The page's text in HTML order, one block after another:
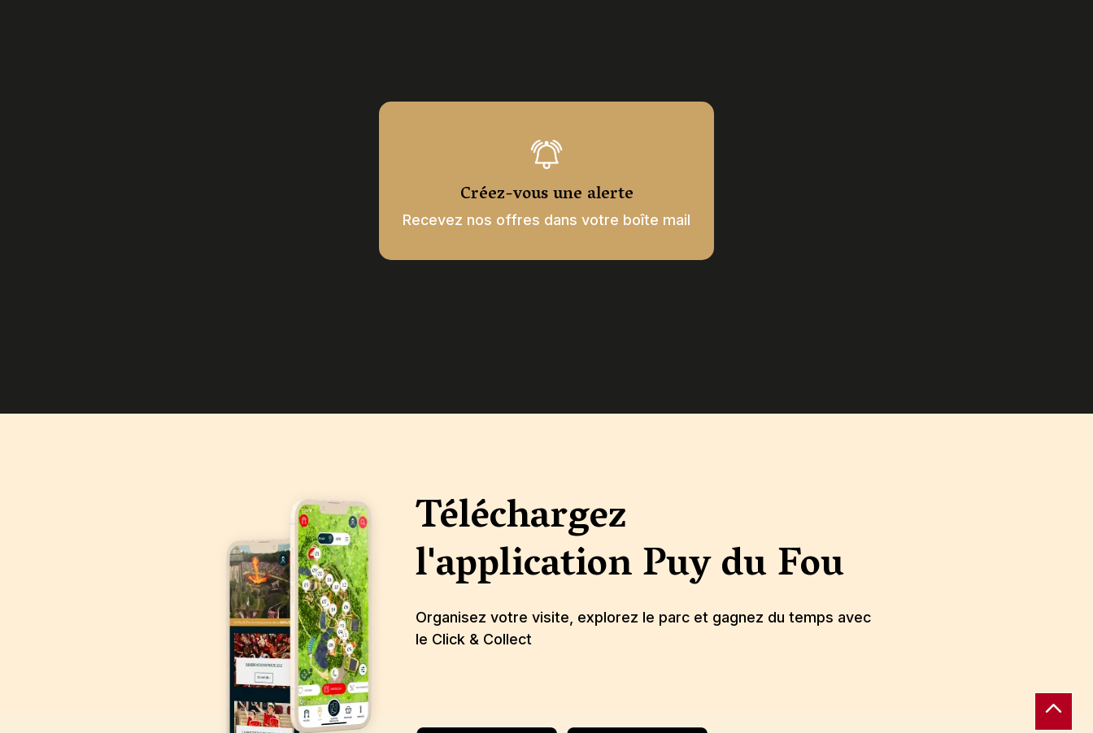
Créez-vous une alerte
Recevez nos offres dans votre boîte mail
Téléchargez
l'applicationPuy du Fou
Organisez votre visite, explorez le parc et gagnez du temps avec
le Click & Collect